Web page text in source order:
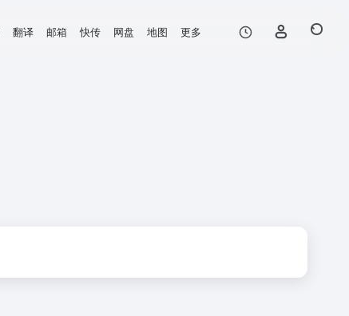
翻译 邮箱 快传 网盘 地图 更多